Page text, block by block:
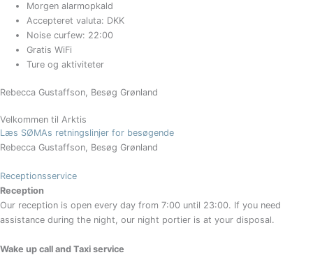
Morgen alarmopkald
Accepteret valuta: DKK
Noise curfew: 22:00
Gratis WiFi
Ture og aktiviteter
Rebecca Gustaffson, Besøg Grønland
Velkommen til Arktis
Læs SØMAs retningslinjer for besøgende
Rebecca Gustaffson, Besøg Grønland
Receptionsservice
Reception
Our reception is open every day from 7:00 until 23:00. If you need
assistance during the night, our night portier is at your disposal.
Wake up call and Taxi service